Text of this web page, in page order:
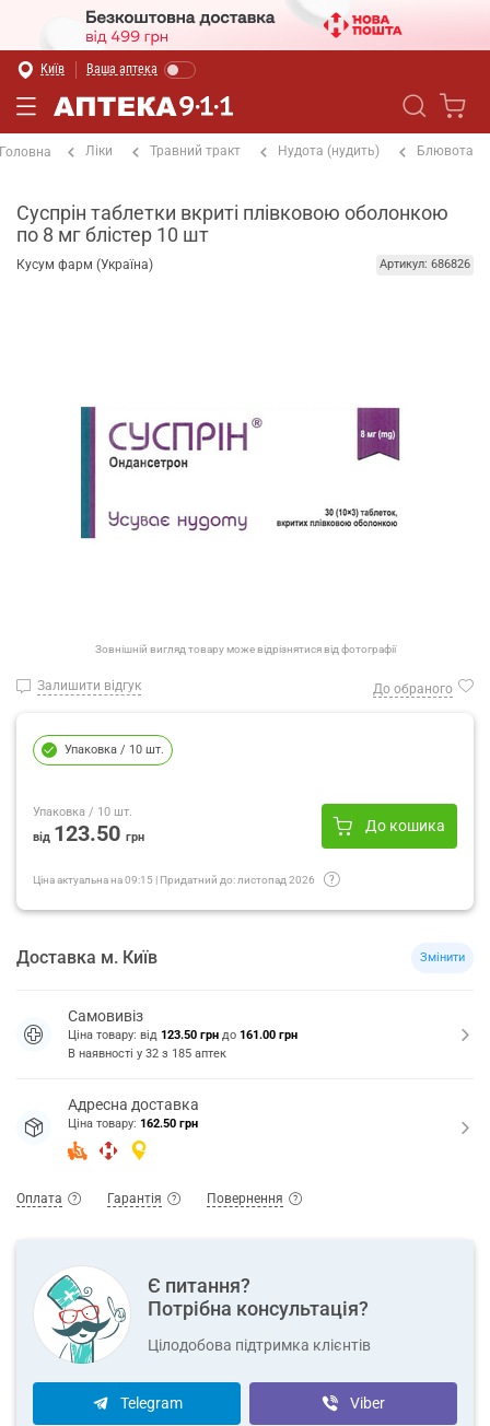
Київ Ваша аптека
Головна Ліки Травний тракт Нудота (нудить) Блювота
Суспрін таблетки вкриті плівковою оболонкою
по 8 мг блістер 10 шт
Кусум фарм (Україна) Артикул: 686826
Зовнішній вигляд товару може відрізнятися від фотографії
Залишити відгук До обраного
Упаковка / 10 шт.
Упаковка / 10 шт.
від 123.50 грн
До кошика
Ціна актуальна на09:15 | Придатний до: листопад 2026
Доставка м. Київ Змінити
Самовивіз
Ціна товару: від 123.50 грн до 161.00 грн
В наявності у 32 з 185 аптек
Адресна доставка
Ціна товару: 162.50 грн
Оплата Гарантія Повернення
Є питання?
Потрібна консультація?
Цілодобова підтримка клієнтів
Telegram Viber